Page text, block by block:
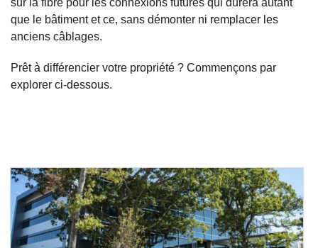
que le bâtiment et ce, sans démonter ni remplacer les
anciens câblages.
Prêt à différencier votre propriété ? Commençons par
explorer ci-dessous.